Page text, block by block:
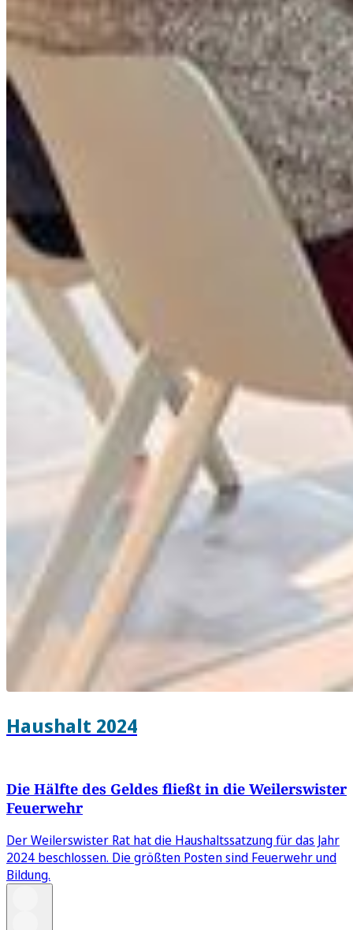
Haushalt 2024
Die Hälfte des Geldes fließt in die Weilerswister
Feuerwehr
Der Weilerswister Rat hat die Haushaltssatzung für das Jahr
2024 beschlossen. Die größten Posten sind Feuerwehr und
Bildung.